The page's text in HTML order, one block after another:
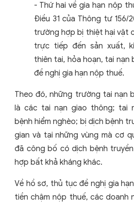
- Thứ hai về gia hạn nộp
Điều 31 của Thông tư 156/
trường hợp bị thiệt hại vật
trực tiếp đến sản xuất,
thiên tai, hỏa hoạn, tai
đề nghị gia hạn nộp thuế.
Theo đó, những trường tai nạn
là các tai nạn giao thông; tai
bệnh hiểm nghèo; bị dịch bệnh
gian và tại những vùng mà cơ
đã công bố có dịch bệnh
hợp bất khả kháng khác.
Về hồ sơ, thủ tục đề nghị gia
tiền chậm nộp thuế, các doanh